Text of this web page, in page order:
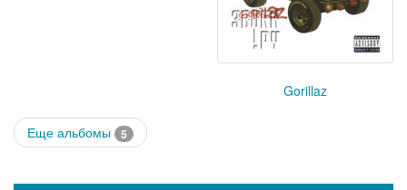
Gorillaz
Еще альбомы 5